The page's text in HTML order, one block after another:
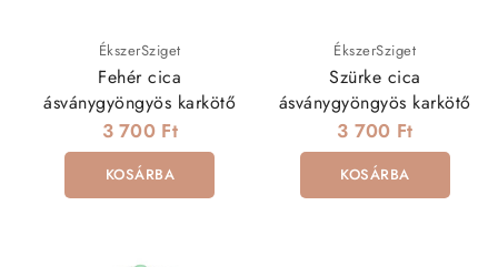
ÉkszerSziget
Fehér cica
ásványgyöngyös karkötő
3 700 Ft
KOSÁRBA
ÉkszerSziget
Szürke cica
ásványgyöngyös karkötő
3 700 Ft
KOSÁRBA